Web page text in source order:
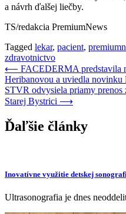
a návrh ďalšej liečby.
TS/redakcia PremiumNews
Tagged lekar, pacient,
zdravotnictvo
Navigácia
v
článku
⟵ FACEDERMA predstavila
Heribanovou a uviedla
STVR odvysiela priamy
Starej Bystrici ⟶
Ďaľšie články
Inovatívne využitie detskej
Ultrasonografia je dnes